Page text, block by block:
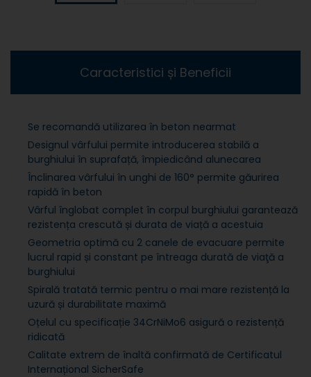
Caracteristici și Beneficii
Se recomandă utilizarea în beton nearmat
Designul vârfului permite introducerea stabilă a
burghiului în suprafață, împiedicând alunecarea
Înclinarea vârfului în unghi de 160° permite găurirea
rapidă în beton
Vârful înglobat complet în corpul burghiului garantează
rezistența crescută și durata de viață a acestuia
Geometria optimă cu 2 canele de evacuare permite
lucrul rapid și constant pe întreaga durată de viaţă a
burghiului
Spirală tratată termic pentru o mai mare rezistență la
uzură și durabilitate maximă
Oțelul cu specificație 34CrNiMo6 asigură o rezistență
ridicată
Calitate extrem de înaltă confirmată de Certificatul
Internațional SicherSafe